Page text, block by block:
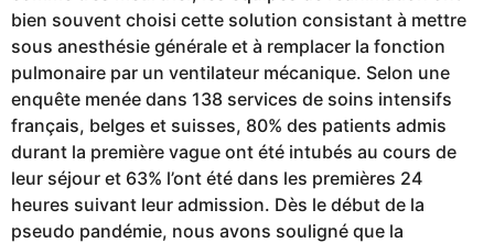
bien souvent choisi cette solution consistant à mettre
sous anesthésie générale et à remplacer la fonction
pulmonaire par un ventilateur mécanique. Selon une
enquête menée dans 138 services de soins intensifs
français, belges et suisses, 80% des patients admis
durant la première vague ont été intubés au cours de
leur séjour et 63% l’ont été dans les premières 24
heures suivant leur admission. Dès le début de la
pseudo pandémie, nous avons souligné que la